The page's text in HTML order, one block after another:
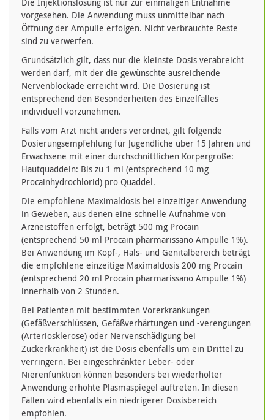
vorgesehen. Die Anwendung muss unmittelbar nach
Öffnung der Ampulle erfolgen. Nicht verbrauchte Reste
sind zu verwerfen.
Grundsätzlich gilt, dass nur die kleinste Dosis verabreicht
werden darf, mit der die gewünschte ausreichende
Nervenblockade erreicht wird. Die Dosierung ist
entsprechend den Besonderheiten des Einzelfalles
individuell vorzunehmen.
Falls vom Arzt nicht anders verordnet, gilt folgende
Dosierungsempfehlung für Jugendliche über 15 Jahren und
Erwachsene mit einer durchschnittlichen Körpergröße:
Hautquaddeln: Bis zu 1 ml (entsprechend 10 mg
Procainhydrochlorid) pro Quaddel.
Die empfohlene Maximaldosis bei einzeitiger Anwendung
in Geweben, aus denen eine schnelle Aufnahme von
Arzneistoffen erfolgt, beträgt 500 mg Procain
(entsprechend 50 ml Procain pharmarissano Ampulle 1%).
Bei Anwendung im Kopf-, Hals- und Genitalbereich beträgt
die empfohlene einzeitige Maximaldosis 200 mg Procain
(entsprechend 20 ml Procain pharmarissano Ampulle 1%)
innerhalb von 2 Stunden.
Bei Patienten mit bestimmten Vorerkrankungen
(Gefäßverschlüssen, Gefäßverhärtungen und -verengungen
(Arteriosklerose) oder Nervenschädigung bei
Zuckerkrankheit) ist die Dosis ebenfalls um ein Drittel zu
verringern. Bei eingeschränkter Leber- oder
Nierenfunktion können besonders bei wiederholter
Anwendung erhöhte Plasmaspiegel auftreten. In diesen
Fällen wird ebenfalls ein niedrigerer Dosisbereich
empfohlen.